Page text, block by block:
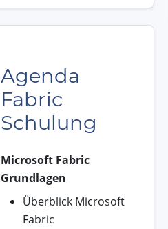
Agenda
Fabric
Schulung
Microsoft Fabric
Grundlagen
Überblick Microsoft
Fabric